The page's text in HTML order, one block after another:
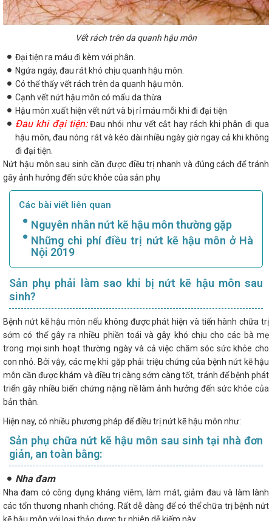
Vết rách trên da quanh hậu môn
Đại tiện ra máu đi kèm với phân.
Ngứa ngáy, đau rát khó chịu quanh hậu môn.
Có thể thấy vết rách trên da quanh hậu môn.
Cạnh vết nứt hậu môn có mẩu da thừa
Hậu môn xuất hiện vết nứt và bị rỉ máu mỗi khi đi đại tiện
Đau khi đại tiện:Đau nhói như vết cắt hay rách khi phân đi qua
hậu môn, đau nóng rát và kéo dài nhiều ngày giờ ngay cả khi không
đi đại tiện.
Nứt hậu môn sau sinh cần được điều trị nhanh và đúng cách để tránh
gây ảnh hưởng đến sức khỏe của sản phụ
Các bài viết liên quan
Nguyên nhân nứt kẽ hậu môn thường gặp
Những chi phí điều trị nứt kẽ hậu môn ở Hà
Nội 2019
Sản phụ phải làm sao khi bị nứt kẽ hậu môn sau
sinh?
Bệnh nứt kẽ hậu môn nếu không được phát hiện và tiến hành chữa trị
sớm có thể gây ra nhiều phiền toái và gây khó chịu cho các bà mẹ
trong mọi sinh hoạt thường ngày và cả việc chăm sóc sức khỏe cho
con nhỏ. Bởi vậy, các mẹ khi gặp phải triệu chứng của bệnh nứt kẽ hậu
môn cần được khám và điều trị càng sớm càng tốt, tránh để bệnh phát
triển gây nhiều biến chứng nặng nề làm ảnh hưởng đến sức khỏe của
bản thân.
Hiện nay, có nhiều phương pháp để điều trị nứt kẽ hậu môn như:
Sản phụ chữa nứt kẽ hậu môn sau sinh tại nhà đơn
giản, an toàn bằng:
Nha đam
Nha đam có công dụng kháng viêm, làm mát, giảm đau và làm lành
các tổn thương nhanh chóng. Rất dễ dàng để có thể chữa trị bệnh nứt
kẽ hậu môn với loại thảo dược tự nhiên dễ kiếm này.